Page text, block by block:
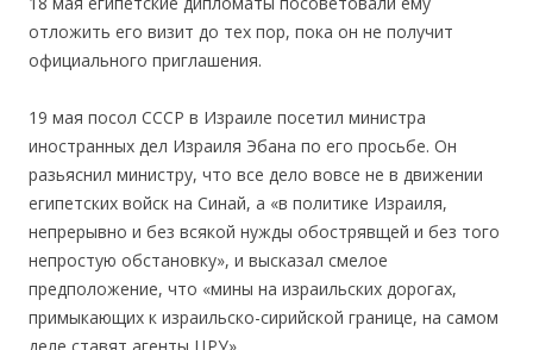
отложить его визит до тех пор, пока он не получит
официального приглашения.
19 мая посол СССР в Израиле посетил министра
иностранных дел Израиля Эбана по его просьбе. Он
разьяснил министру, что все дело вовсе не в движении
египетских войск на Синай, а «в политике Израиля,
непрерывно и без всякой нужды обострявщей и без того
непростую обстановку», и высказал смелое
предположение, что «мины на израильских дорогах,
примыкающих к израильско-сирийской границе, на самом